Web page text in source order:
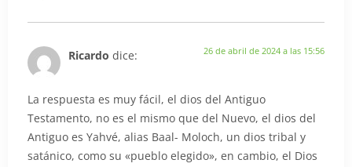
Ricardo dice: 26 de abril de 2024 a las 15:56
La respuesta es muy fácil, el dios del Antiguo
Testamento, no es el mismo que del Nuevo, el dios del
Antiguo es Yahvé, alias Baal- Moloch, un dios tribal y
satánico, como su «pueblo elegido», en cambio, el Dios